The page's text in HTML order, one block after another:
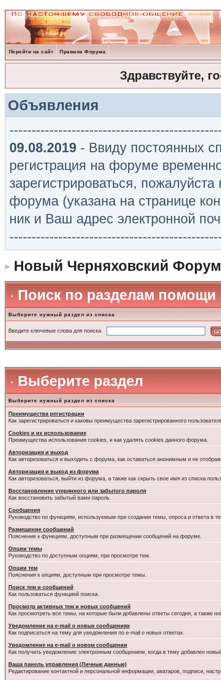
Перейти на сайт Правила Форума
Здравствуйте,
Объявления
09.08.2019 - Ввиду постоянных
регистрация на форуме
зарегистрироваться,
форума (указана на странице
ник и Ваш адрес электронной
Новый Черняховский Форум
Поиск по разделам помощи
Выберите нужный раздел из списка
Введите ключевые слова для поиска
Выберите раздел
Выберите нужный раздел из списка
Преимущества регистрации
Как зарегистрироваться и каковы преимущества зарегистрированного
Cookies и их использование
Преимущества использования cookies, и как удалять cookies данного форума.
Авторизация и выход
Как авторизоваться и выходить с форума, как оставаться анонимным и не
Авторизация и выход из форума
Как авторизоваться, выйти из форума, а также как скрыть свое имя из списка
Восстановление утерянного или забытого пароля
Как восстановить забытый вами пароль.
Сообщения
Руководство по функциям, используемым при создании темы, опроса и ответа в
Размещение сообщений
Пояснение к функциям, доступным при размещении сообщений на форуме.
Опции темы
Руководство по доступным опциям, при просмотре тем.
Опции тем
Пояснения к опциям, доступным при просмотре темы.
Поиск тем и сообщений
Как пользоваться функцией поиска.
Просмотр активных тем и новых сообщений
Как просмотреть все темы, на которые были добавлены ответы сегодня, а также
Уведомление на e-mail о новых сообщениях
Как подписаться на тему для уведомления по e-mail о новых ответах.
Уведомление на е-mail о новом сообщении
Как получить уведомление электронным сообщением, когда в тему добавлен
Ваша панель управления (Личные данные)
Редактирование контактной и персональной информации, аватаров, подписи,